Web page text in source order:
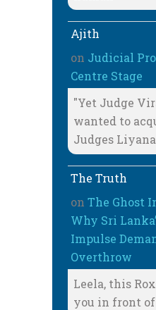
Ajith
on Judicial
Centre Stage
"Yet Judge
wanted to
Judges
The Truth
on The Ghost
Why Sri
Impulse
Overthrow
Leela, this
you in front